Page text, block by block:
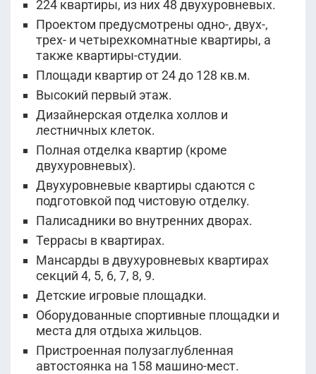
224 квартиры, из них 48 двухуровневых.
Проектом предусмотрены одно-, двух-,
трех- и четырехкомнатные квартиры, а
также квартиры-студии.
Площади квартир от 24 до 128 кв.м.
Высокий первый этаж.
Дизайнерская отделка холлов и
лестничных клеток.
Полная отделка квартир (кроме
двухуровневых).
Двухуровневые квартиры сдаются с
подготовкой под чистовую отделку.
Палисадники во внутренних дворах.
Террасы в квартирах.
Мансарды в двухуровневых квартирах
секций 4, 5, 6, 7, 8, 9.
Детские игровые площадки.
Оборудованные спортивные площадки и
места для отдыха жильцов.
Пристроенная полузаглубленная
автостоянка на 158 машино-мест.